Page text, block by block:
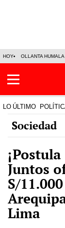
HOY OLLANTA HUMALA
LO ÚLTIMO
Sociedad
Juntos
S/
Lima